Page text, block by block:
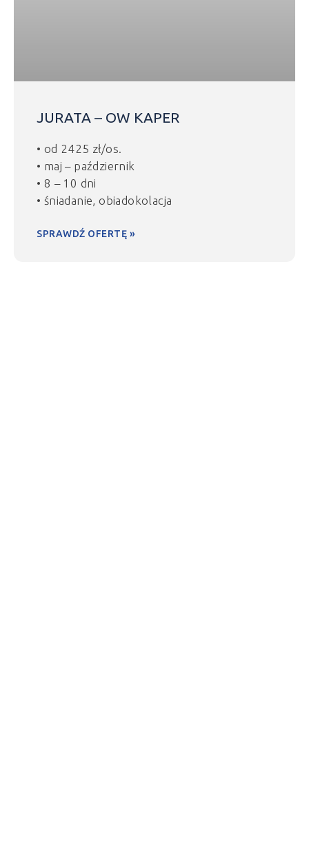
JURATA – OW KAPER
• od 2425 zł/os.
• maj – październik
• 8 – 10 dni
• śniadanie, obiadokolacja
SPRAWDŹ OFERTĘ »